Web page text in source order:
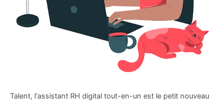
Talent, l'assistant RH digital tout-en-un est le petit nouveau